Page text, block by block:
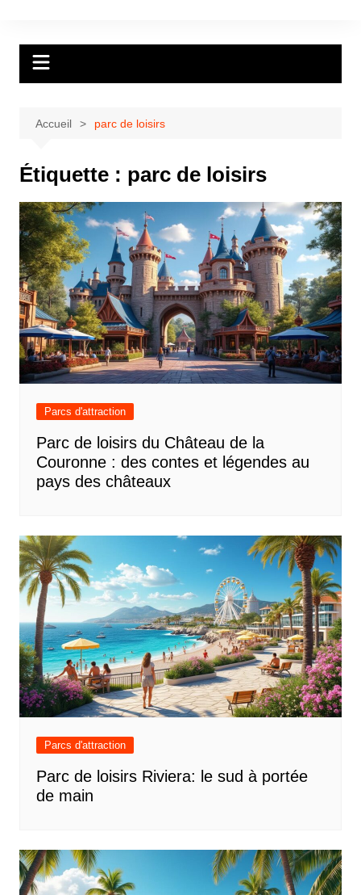
Accueil parc de loisirs
Étiquette : parc de loisirs
Parcs d'attraction
Parc de loisirs du Château de la
Couronne : des contes et légendes au
pays des châteaux
Parcs d'attraction
Parc de loisirs Riviera: le sud à portée
de main